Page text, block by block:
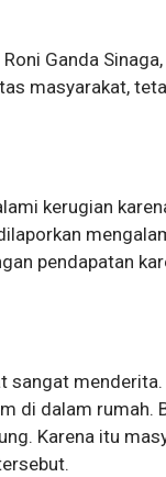
Ganda
masyarakat,
kerugian
pendapatan
sangat
di dalam rumah.
Karena itu